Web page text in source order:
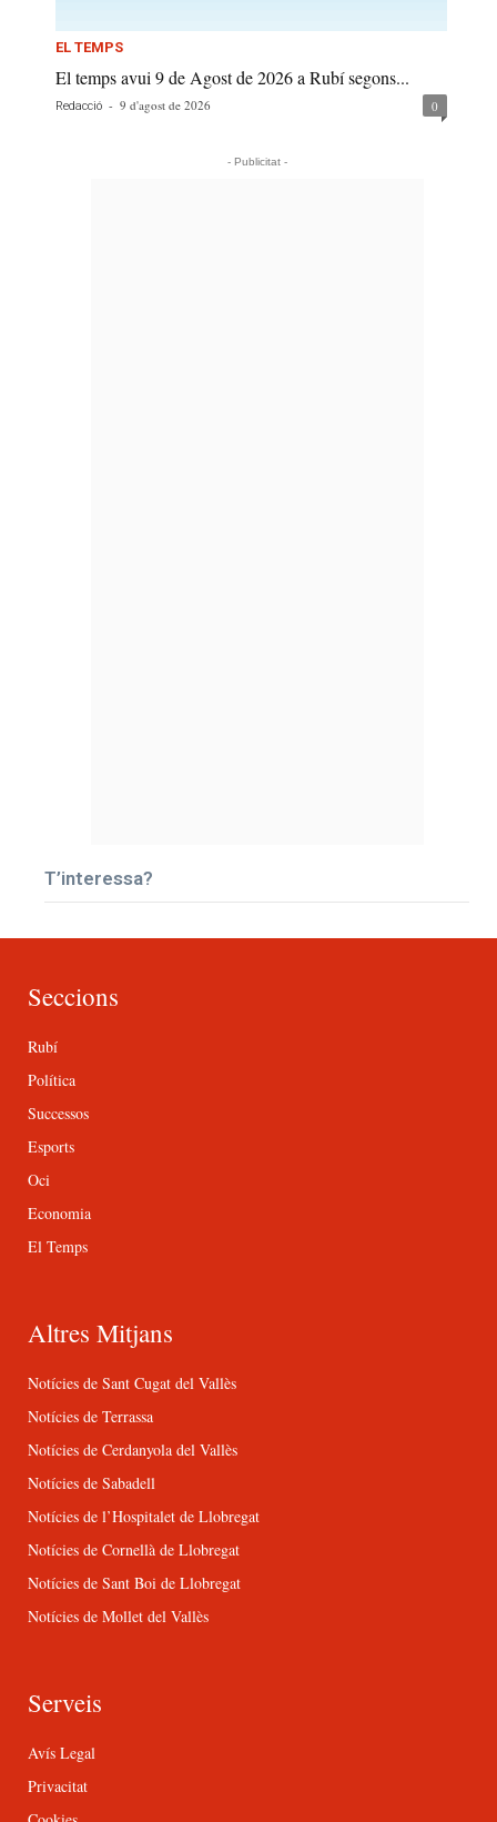
EL TEMPS
El temps avui 9 de Agost de 2026 a Rubí segons...
Redacció - 9 d'agost de 2026 0
- Publicitat -
T’interessa?
Seccions
Rubí
Política
Successos
Esports
Oci
Economia
El Temps
Altres Mitjans
Notícies de Sant Cugat del Vallès
Notícies de Terrassa
Notícies de Cerdanyola del Vallès
Notícies de Sabadell
Notícies de l’Hospitalet de Llobregat
Notícies de Cornellà de Llobregat
Notícies de Sant Boi de Llobregat
Notícies de Mollet del Vallès
Serveis
Avís Legal
Privacitat